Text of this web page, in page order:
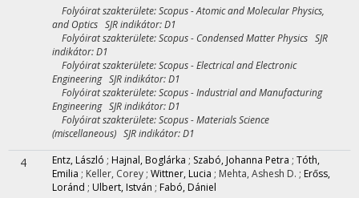
Folyóirat szakterülete: Scopus - Atomic and Molecular Physics,
and Optics SJR indikátor: D1
Folyóirat szakterülete: Scopus - Condensed Matter Physics SJR
indikátor: D1
Folyóirat szakterülete: Scopus - Electrical and Electronic
Engineering SJR indikátor: D1
Folyóirat szakterülete: Scopus - Industrial and Manufacturing
Engineering SJR indikátor: D1
Folyóirat szakterülete: Scopus - Materials Science
(miscellaneous) SJR indikátor: D1
4 Entz, László ; Hajnal, Boglárka ; Szabó, Johanna Petra ; Tóth,
Emilia ; Keller, Corey ; Wittner, Lucia ; Mehta, Ashesh D. ; Erőss,
Loránd ; Ulbert, István ; Fabó, Dániel